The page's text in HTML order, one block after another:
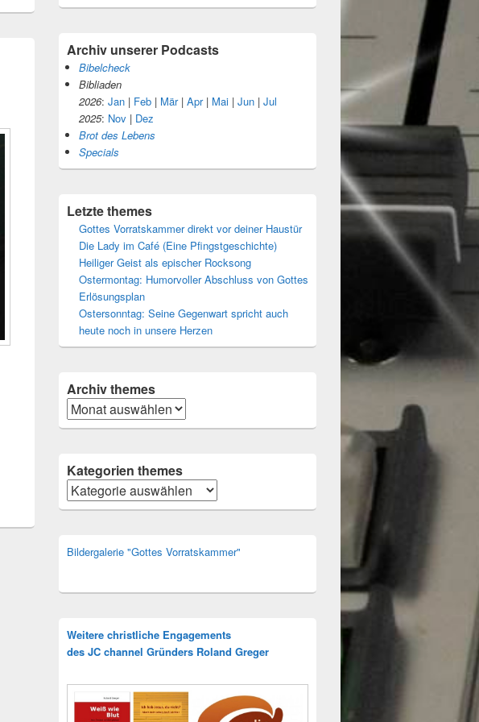
Archiv unserer Podcasts
Bibelcheck
Bibliaden
2026: Jan | Feb | Mär| Apr| Mai | Jun | Jul
2025: Nov | Dez
Brot des Lebens
Specials
Letzte themes
Gottes Vorratskammer direkt vor deiner Haustür
Die Lady im Café (Eine Pfingstgeschichte)
Heiliger Geist als epischer Rocksong
Ostermontag: Humorvoller Abschluss von Gottes
Erlösungsplan
Ostersonntag: Seine Gegenwart spricht auch
heute noch in unsere Herzen
Archivthemes
Archiv
Kategorien themes
Kategorien
Bildergalerie "Gottes Vorratskammer"
Weitere christliche Engagements
des JC channel Gründers Roland Greger